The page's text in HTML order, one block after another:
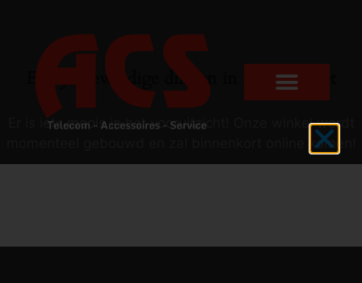
Er zijn geweldige dingen in het verschiet
Er is iets moois in het vooruitzicht! Onze winkel wordt
momenteel gebouwd en zal binnenkort online komen!